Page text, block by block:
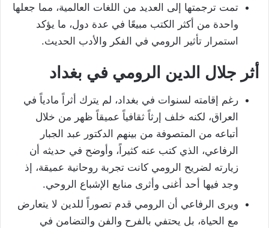
تمت ترجمتها إلى العديد من اللغات العالمية، مما جعلها
واحدة من أكثر الكتب مبيعًا في عدة دول، ما يؤكد
استمرار تأثير الرومي في الفكر والأدب الحديث.
أثر جلال الدين الرومي في بغداد
رغم إقامته لسنوات في بغداد، لم يترك أثراً مادياً في
العراق، لكنه خلف إرثاً ثقافياً عميقاً ظهر من خلال
أتباعه من المتصوفة من بينهم الدكتور عبد الجبار
الرفاعي، الذي كتب عنه كثيراً، وأوضح في حديثه أن
زيارته لضريح الرومي كانت تجربة روحانية عميقة، إذ
وجد فيها أحد أغنى وأثرى منابع الإشباع الروحي.
ويرى الرفاعي أن الرومي قدم تصوراً للدين لا يتعارض
مع الحياة، بل يحتفي بالفرح والفن والتضامن في